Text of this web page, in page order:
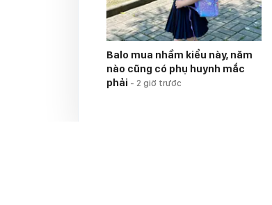
Balo mua nhầm kiểu này, năm
nào cũng có phụ huynh mắc
phải - 2 giờ trước